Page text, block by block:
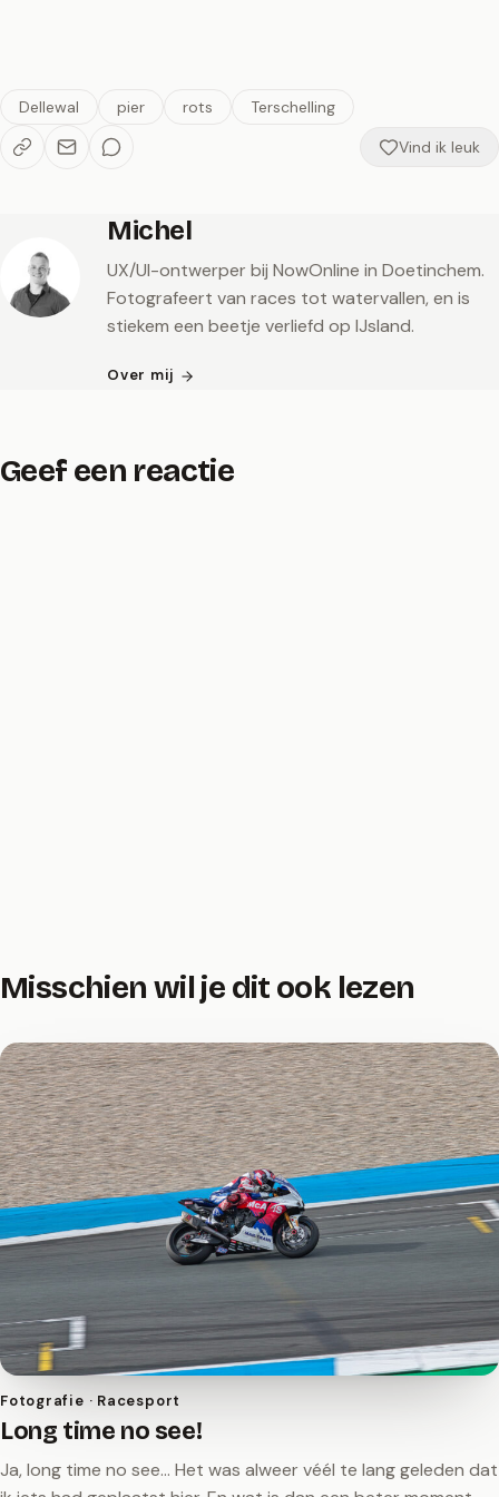
Dellewal pier rots
Terschelling
Vind ik leuk
Michel
UX/UI-ontwerper bij NowOnline in Doetinchem.
Fotografeert van races tot watervallen, en is
stiekem een beetje verliefd op IJsland.
Over mij
Geef een reactie
Misschien wil je dit ook lezen
Fotografie · Racesport
Long time no see!
Ja, long time no see… Het was alweer véél te lang geleden dat